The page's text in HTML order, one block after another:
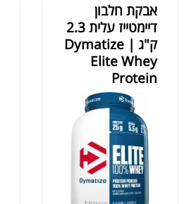
אבקת חלבון
דיימטייז עלית 2.3
ק"ג | Dymatize
Elite Whey
Protein